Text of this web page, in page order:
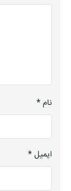
نام*
ایمیل*